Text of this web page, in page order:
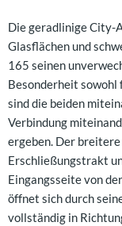
Die geradlinige City-
Glasflächen und
165 seinen
Besonderheit
sind die beiden
Verbindung
ergeben. Der
Erschließungstrakt
Eingangsseite von
öffnet sich durch
vollständig in